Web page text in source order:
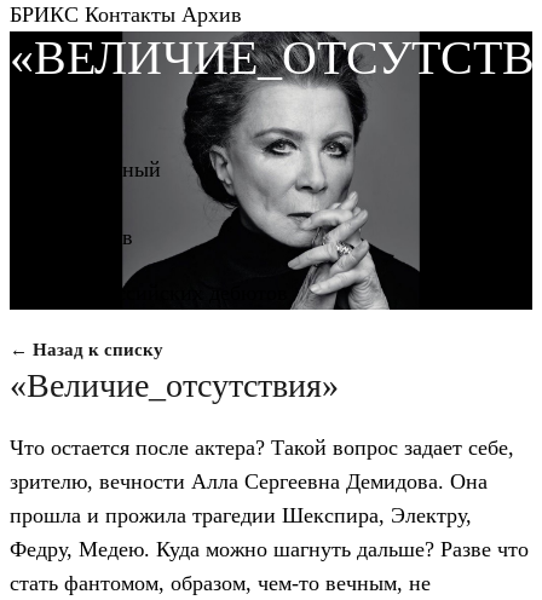
БРИКС Контакты Архив
международный
кинодебютов
Конкурс российских дебютов
← Назад к списку
«Величие_отсутствия»
Что остается после актера? Такой вопрос задает себе,
зрителю, вечности Алла Сергеевна Демидова. Она
прошла и прожила трагедии Шекспира, Электру,
Федру, Медею. Куда можно шагнуть дальше? Разве что
стать фантомом, образом, чем-то вечным, не